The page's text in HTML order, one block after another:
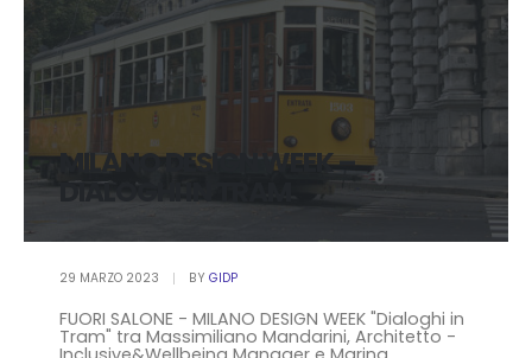
MILANO DESIGN WEEK –
DIALOGHI IN TRAM
29 MARZO 2023 BY GIDP
FUORI SALONE - MILANO DESIGN WEEK "Dialoghi in
Tram" tra Massimiliano Mandarini, Architetto -